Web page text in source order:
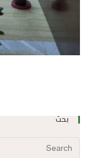
بحث